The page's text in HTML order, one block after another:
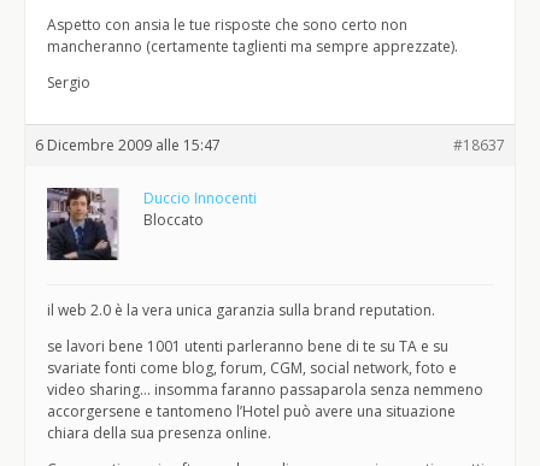
Aspetto con ansia le tue risposte che sono certo non
mancheranno (certamente taglienti ma sempre apprezzate).
Sergio
6 Dicembre 2009 alle 15:47 #18637
Duccio Innocenti
Bloccato
il web 2.0 è la vera unica garanzia sulla brand reputation.
se lavori bene 1001 utenti parleranno bene di te su TA e su
svariate fonti come blog, forum, CGM, social network, foto e
video sharing… insomma faranno passaparola senza nemmeno
accorgersene e tantomeno l’Hotel può avere una situazione
chiara della sua presenza online.